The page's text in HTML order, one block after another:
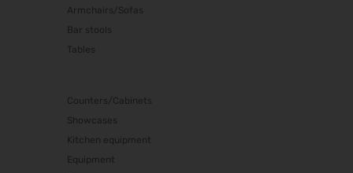
10.11.2026 - 13.11.2026
SEMICON 2026
10.11.2026 - 13.11.2026
BIM World 2026
Armchairs/Sofas
Bar stools
Tables
Counters/Cabinets
Showcases
Kitchen equipment
Equipment